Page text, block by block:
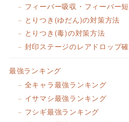
フィーバー吸収・フィーバー
とりつき(ゆだん)の対策方法
とりつき(毒)の対策方法
封印ステージのレアドロップ
最強ランキング
全キャラ最強ランキング
イサマシ最強ランキング
フシギ最強ランキング